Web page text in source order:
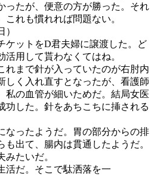
ったが、便意の方が勝った。それ
れも慣れれば問題ない。
ケットをD君夫婦に譲渡した。ど
活用して貰わなくてはね。
れまで針が入っていたのが右肘内
しく入れ直すとなったが、看護師
私の血管が細いためだ。結局女医
功した。針をあちこちに挿される
なったようだ。胃の部分からの排
出て、腸内は貫通したようだ。
たいだ。
活だ。そこで駄洒落を一